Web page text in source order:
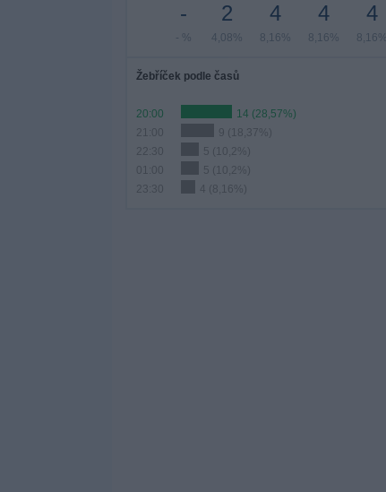
-
- %
2
4,08%
4
8,16%
4
8,16%
4
8,16%
Žebříček podle časů
20:00
14 (28,57%)
21:00
9 (18,37%)
22:30
5 (10,2%)
5 (10,2%)
23:30
4 (8,16%)